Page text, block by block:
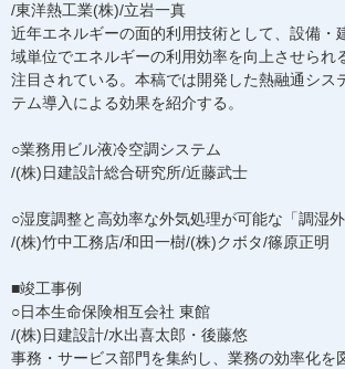
/東洋熱工業(株)/立岩一真
近年エネルギーの面的利用技術として、設備・
域単位でエネルギーの利用効率を向上させられ
注目されている。本稿では開発した熱融通シス
テム導入による効果を紹介する。
○業務用ビル液冷空調システム
/(株)日建設計総合研究所/近藤武士
○湿度調整と高効率な外気処理が可能な「調湿外
/(株)竹中工務店/和田一樹/(株)クボタ/篠原正明
■竣工事例
○日本生命保険相互会社 東館
/(株)日建設計/水出喜太郎・後藤悠
事務・サービス部門を集約し、業務の効率化を